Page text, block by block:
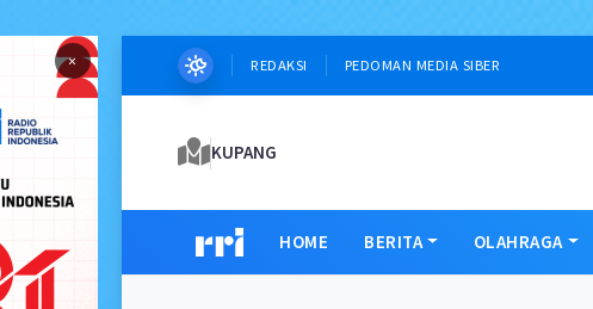
× REDAKSI PEDOMAN MEDIA SIBER
KUPANG
HOME BERITA OLAHRAGA